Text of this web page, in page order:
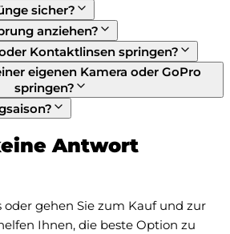
sicher?
anziehen?
Kontaktlinsen springen?
eigenen Kamera oder GoPro
springen?
Antwort
oder gehen Sie zum Kauf und zur
Ihnen, die beste Option zu